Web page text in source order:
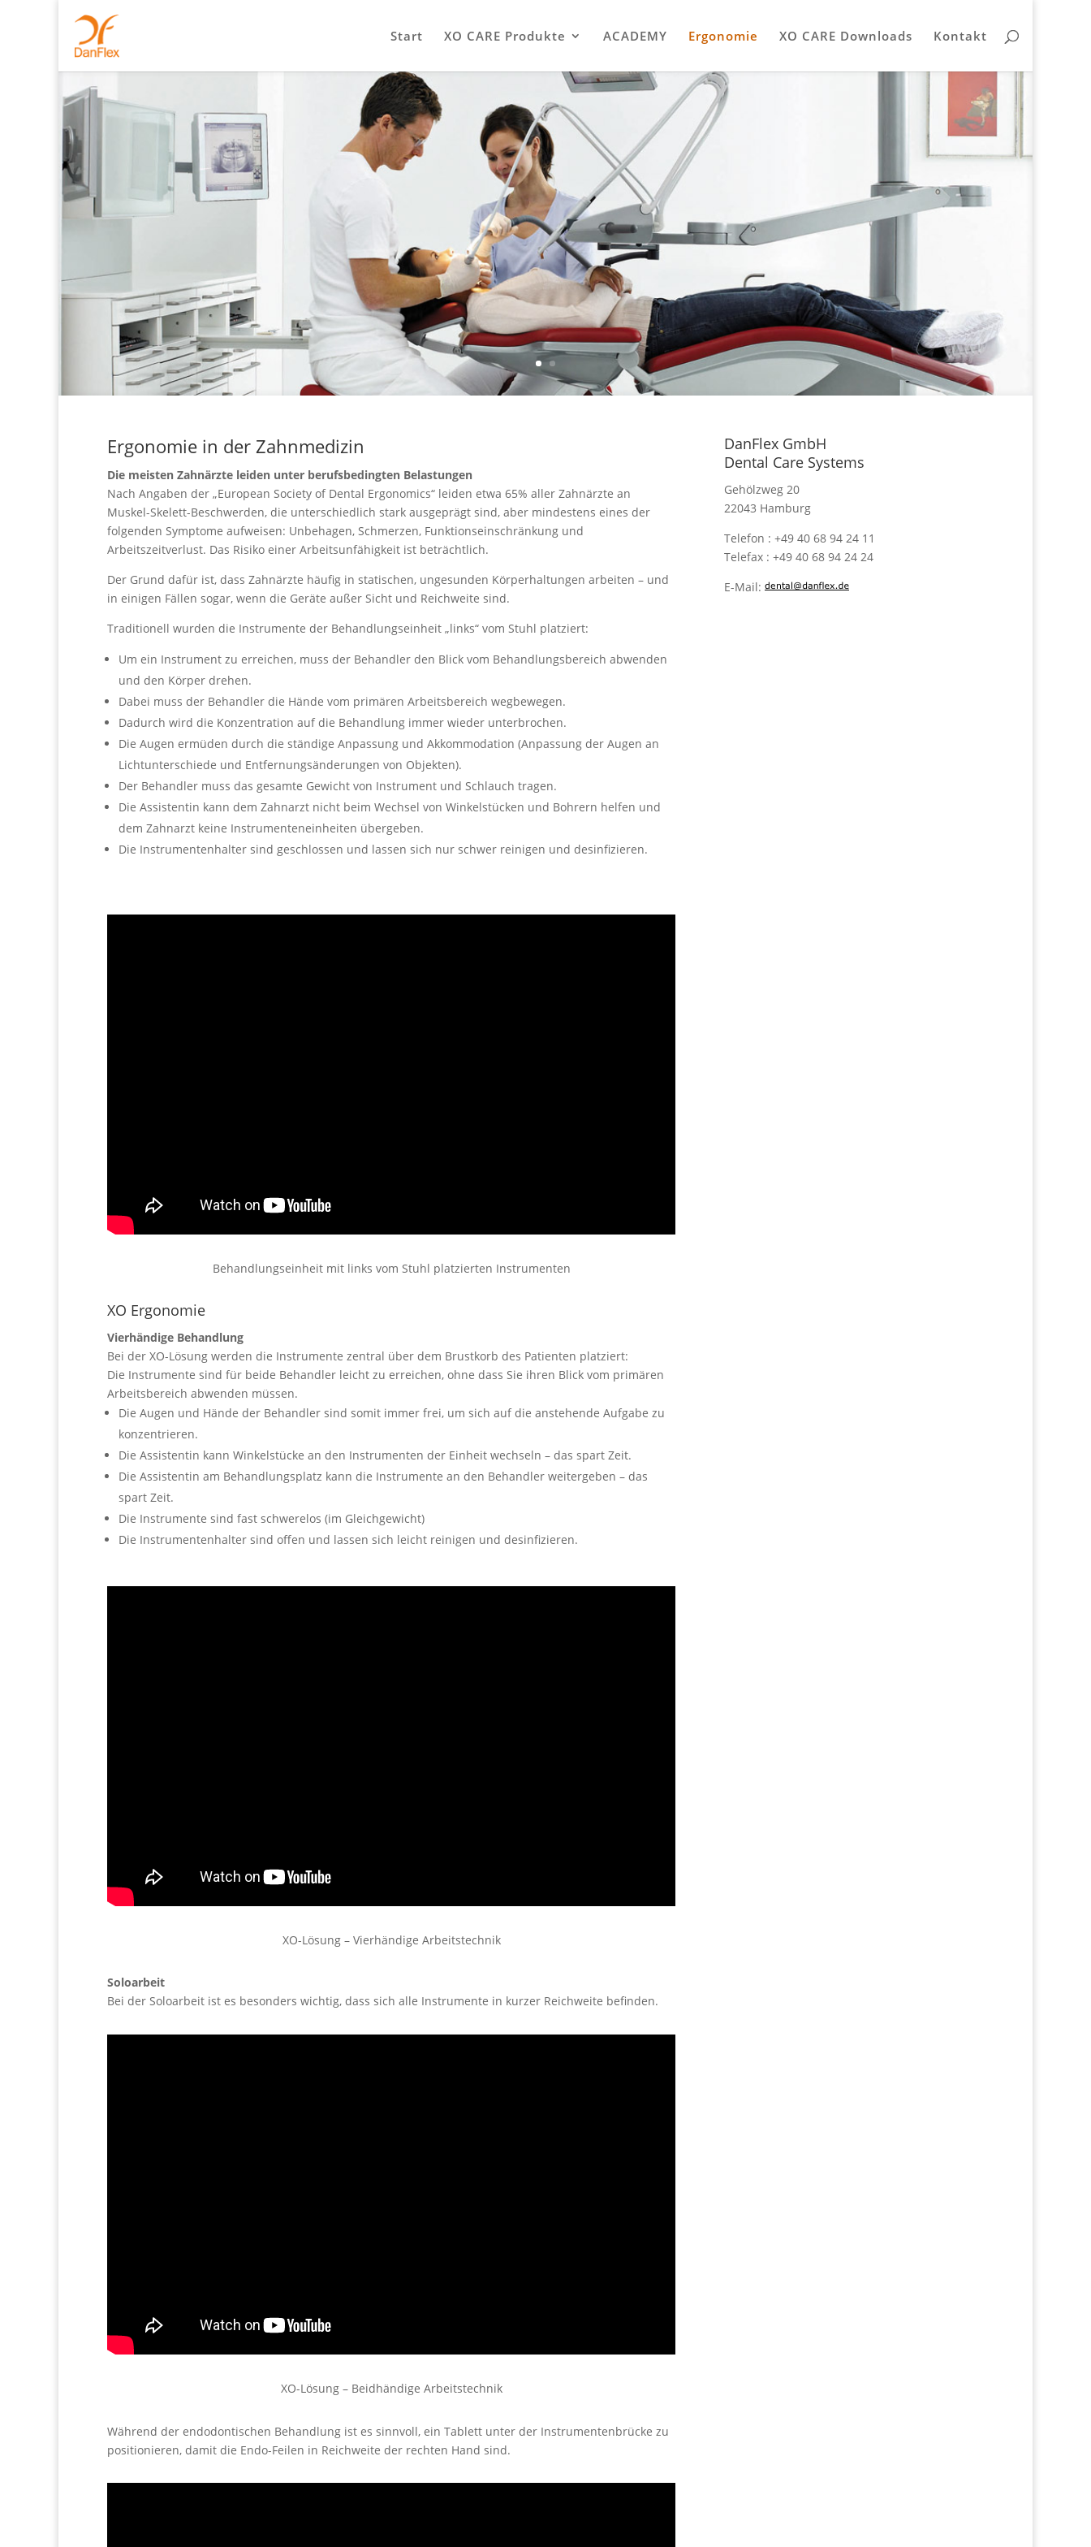
Start XO CARE Produkte ACADEMY Ergonomie XO CARE Downloads Kontakt
Ergonomie in der Zahnmedizin
Die meisten Zahnärzte leiden unter berufsbedingten Belastungen
Nach Angaben der „European Society of Dental Ergonomics“ leiden etwa 65% aller Zahnärzte an
Muskel-Skelett-Beschwerden, die unterschiedlich stark ausgeprägt sind, aber mindestens eines der
folgenden Symptome aufweisen: Unbehagen, Schmerzen, Funktionseinschränkung und
Arbeitszeitverlust. Das Risiko einer Arbeitsunfähigkeit ist beträchtlich.
Der Grund dafür ist, dass Zahnärzte häufig in statischen, ungesunden Körperhaltungen arbeiten – und
in einigen Fällen sogar, wenn die Geräte außer Sicht und Reichweite sind.
Traditionell wurden die Instrumente der Behandlungseinheit „links“ vom Stuhl platziert:
Um ein Instrument zu erreichen, muss der Behandler den Blick vom Behandlungsbereich abwenden
und den Körper drehen.
Dabei muss der Behandler die Hände vom primären Arbeitsbereich wegbewegen.
Dadurch wird die Konzentration auf die Behandlung immer wieder unterbrochen.
Die Augen ermüden durch die ständige Anpassung und Akkommodation (Anpassung der Augen an
Lichtunterschiede und Entfernungsänderungen von Objekten).
Der Behandler muss das gesamte Gewicht von Instrument und Schlauch tragen.
Die Assistentin kann dem Zahnarzt nicht beim Wechsel von Winkelstücken und Bohrern helfen und
dem Zahnarzt keine Instrumenteneinheiten übergeben.
Die Instrumentenhalter sind geschlossen und lassen sich nur schwer reinigen und desinfizieren.
Behandlungseinheit mit links vom Stuhl platzierten Instrumenten
XO Ergonomie
Vierhändige Behandlung
Bei der XO-Lösung werden die Instrumente zentral über dem Brustkorb des Patienten platziert:
Die Instrumente sind für beide Behandler leicht zu erreichen, ohne dass Sie ihren Blick vom primären
Arbeitsbereich abwenden müssen.
Die Augen und Hände der Behandler sind somit immer frei, um sich auf die anstehende Aufgabe zu
konzentrieren.
Die Assistentin kann Winkelstücke an den Instrumenten der Einheit wechseln – das spart Zeit.
Die Assistentin am Behandlungsplatz kann die Instrumente an den Behandler weitergeben – das
spart Zeit.
Die Instrumente sind fast schwerelos (im Gleichgewicht)
Die Instrumentenhalter sind offen und lassen sich leicht reinigen und desinfizieren.
XO-Lösung – Vierhändige Arbeitstechnik
Soloarbeit
Bei der Soloarbeit ist es besonders wichtig, dass sich alle Instrumente in kurzer Reichweite befinden.
XO-Lösung – Beidhändige Arbeitstechnik
Während der endodontischen Behandlung ist es sinnvoll, ein Tablett unter der Instrumentenbrücke zu
positionieren, damit die Endo-Feilen in Reichweite der rechten Hand sind.
DanFlex GmbH
Dental Care Systems
Gehölzweg 20
22043 Hamburg
Telefon : +49 40 68 94 24 11
Telefax : +49 40 68 94 24 24
E-Mail: